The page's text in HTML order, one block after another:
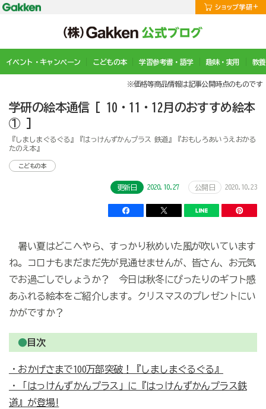
イベント・キャンペーン こどもの本 学習参考書・語学 趣味・実用 教
※価格等商品情報は記事公開時点のものです
学研の絵本通信 [ 10・11・12月のおすすめ絵本
① ]
『しましまぐるぐる』『はっけんずかんプラス 鉄道』『おもしろあいうえおかる
たのえ本』
こどもの本
更新日 2020.10.27 公開日 2020.10.23
暑い夏はどこへやら、すっかり秋めいた風が吹いています
ね。コロナもまだまだ先が見通せませんが、皆さん、お元気
でお過ごしでしょうか？ 今日は秋冬にぴったりのギフト感
あふれる絵本をご紹介します。クリスマスのプレゼントにい
かがですか？
● 目次
・ おかげさまで100万部突破！『しましまぐるぐる』
・「はっけんずかんプラス」に『はっけんずかんプラス鉄
道』が登場!